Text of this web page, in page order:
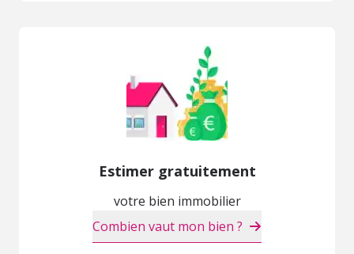
Estimer gratuitement
votre bien immobilier
Combien vaut mon bien ?